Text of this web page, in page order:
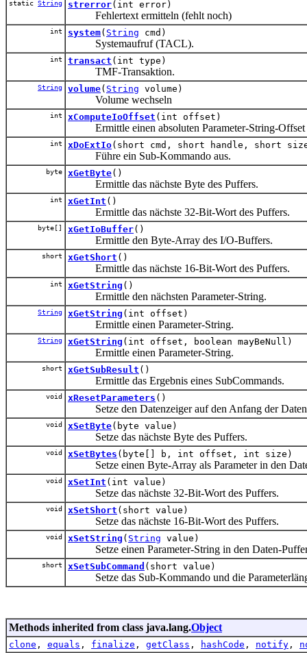
static String strerror(int error)
Fehlertext ermitteln (fehlt noch)
int system( String cmd)
Systemaufruf (TACL).
int transact (int type)
TMF-Transaktion.
String volume( String volume)
Volume wechseln
int xComputeIoOffset (int offset)
Ermittle einen absoluten Parameter-String-Offset
int xDoExtIo(short cmd, short handle, short
Führe ein Sub-Kommando aus.
byte xGetByte()
Ermittle das nächste Byte des Puffers.
int xGetInt ()
Ermittle das nächste 32-Bit-Wort des Puffers.
byte[] xGetIoBuffer()
Ermittle den Byte-Array des I/O-Buffers.
short xGetShort ()
Ermittle das nächste 16-Bit-Wort des Puffers.
int xGetString ()
Ermittle den nächsten Parameter-String.
String xGetString (int offset)
Ermittle einen Parameter-String.
String xGetString (int offset, boolean mayBeNull)
Ermittle einen Parameter-String.
short xGetSubResult ()
Ermittle das Ergebnis eines SubCommands.
void xResetParameters ()
Setze den Datenzeiger auf den Anfang der
void xSetByte(byte value)
Setze das nächste Byte des Puffers.
void xSetBytes (byte[] b, int offset, int size)
Setze einen Byte-Array als Parameter in den
void xSetInt (int value)
Setze das nächste 32-Bit-Wort des Puffers.
void xSetShort (short value)
Setze das nächste 16-Bit-Wort des Puffers.
void xSetString ( String value)
Setze einen Parameter-String in den Daten-
short xSetSubCommand (short value)
Setze das Sub-Kommando und die
Methods inherited from class java.lang.Object
clone , equals , finalize , getClass , hashCode , notify ,